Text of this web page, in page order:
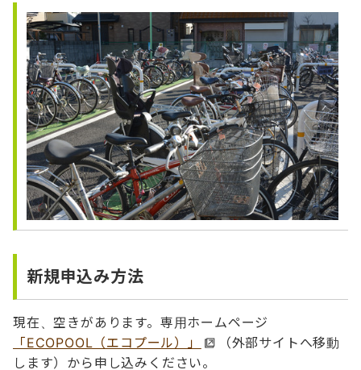
新規申込み方法
現在、空きがあります。専用ホームページ
「ECOPOOL（エコプール）」
（外部サイトへ移動
します）から申し込みください。